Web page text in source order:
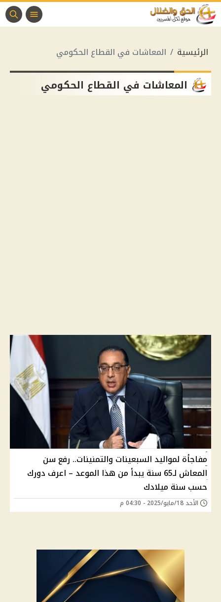
الرئيسية المعاشات في القطاع الحكومي
المعاشات في القطاع الحكومي
مفاجأة لمواليد السبعينات والتمنينات.. رفع سن
المعاش لـ65 سنة يبدأ من هذا الموعد – اعرف دورك
حسب سنة ميلادك
الأحد 18/مايو/2025 - 04:30 م